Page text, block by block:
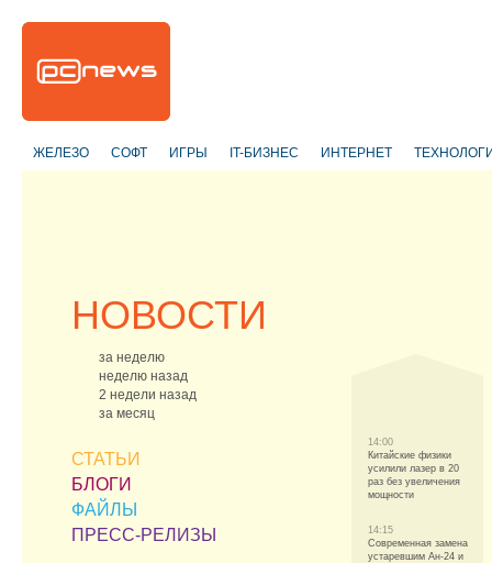
ЖЕЛЕЗО СОФТ ИГРЫ IT-БИЗНЕС ИНТЕРНЕТ
НОВОСТИ
за неделю
неделю назад
2 недели назад
за месяц
СТАТЬИ
БЛОГИ
ФАЙЛЫ
ПРЕСС-РЕЛИЗЫ
14:00
Китайские физики
усилили лазер в 20
раз без увеличения
мощности
14:15
Современная замена
устаревшим Ан-24 и